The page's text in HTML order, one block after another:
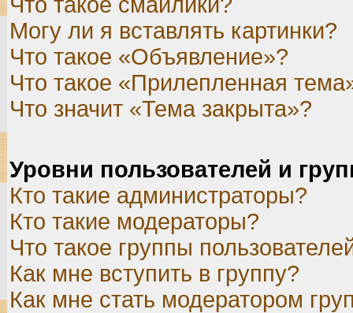
Могу ли я вставлять картинки?
Что такое «Объявление»?
Что такое «Прилепленная
Что значит «Тема закрыта»?
Уровни пользователей и
Кто такие администраторы?
Кто такие модераторы?
Что такое группы
Как мне вступить в группу?
Как мне стать модератором